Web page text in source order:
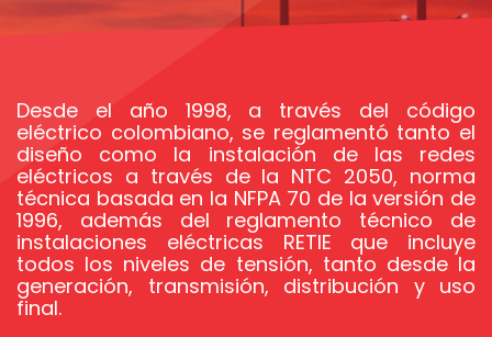
Desde el año 1998, a través del código
eléctrico colombiano, se reglamentó tanto el
diseño como la instalación de las redes
eléctricos a través de la NTC 2050, norma
técnica basada en la NFPA 70 de la versión de
1996, además del reglamento técnico de
instalaciones eléctricas RETIE que incluye
todos los niveles de tensión, tanto desde la
generación, transmisión, distribución y uso
final.